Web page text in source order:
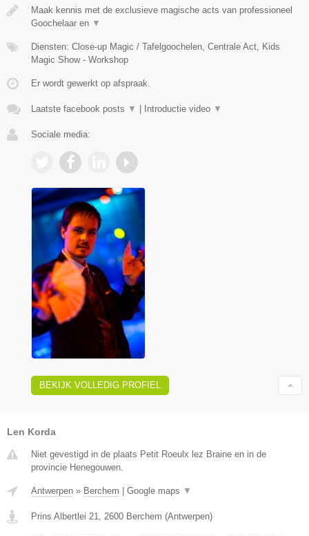
Maak kennis met de exclusieve magische acts van professioneel
Goochelaar en ▼
Diensten: Close-up Magic / Tafelgoochelen, Centrale Act, Kids
Magic Show - Workshop
Er wordt gewerkt op afspraak.
Laatste facebook posts ▼ Introductie video ▼
Sociale media:
BEKIJK VOLLEDIG PROFIEL
Len Korda
Niet gevestigd in de plaats Petit Roeulx lez Braine en in de
provincie Henegouwen.
Antwerpen » Berchem Google maps ▼
Prins Albertlei 21, 2600 Berchem (Antwerpen)